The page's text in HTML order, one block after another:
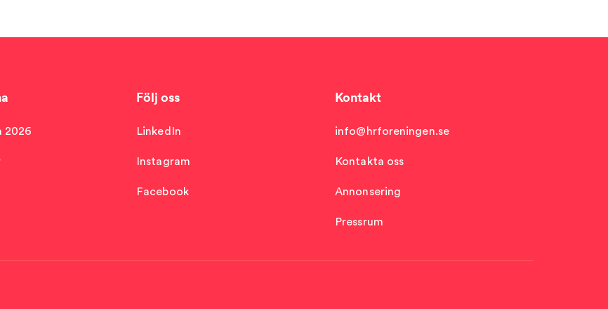
2026
Följ oss
LinkedIn
Instagram
Facebook
Kontakt
info@hrforeningen.se
Kontakta oss
Annonsering
Pressrum